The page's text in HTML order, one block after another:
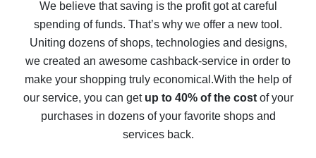
10% cash back on AliExpress - the impossible is
possible
The best cash back on AliExpress - how to find it
The best cash back service for AliExpress - let's
compare offers
We believe that saving is the profit got at careful
spending of funds. That’s why we offer a new tool.
Uniting dozens of shops, technologies and designs,
we created an awesome cashback-service in order to
make your shopping truly economical.With the help of
our service, you can get up to 40% of the costof your
purchases in dozens of your favorite shops and
services back.